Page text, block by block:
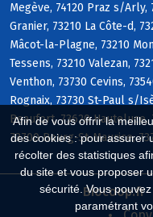
Afin de vous offrir la
des cookies : pour assurer
récolter des statistiques
du site et vous proposer
sécurité. Vous
paramétrant
Megève, 74120 Praz s/Arly,
Granier, 73210 La Côte-d,
Mâcot-la-Plagne, 73210
Tessens, 73210 Valezan,
Venthon, 73730 Cevins,
Rognaix, 73730 St-Paul s/
Beaufort, 73620
73700 Bourg-St-Maurice,
Biocoop.fr